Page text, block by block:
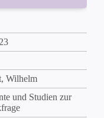
Wilhelm
und Studien zur